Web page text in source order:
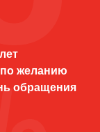
желанию
обращения